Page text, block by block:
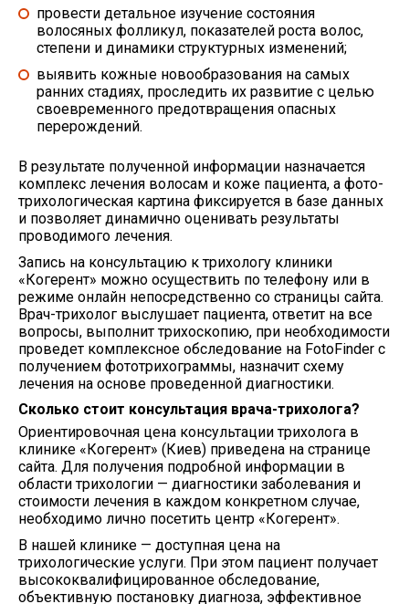
провести детальное изучение состояния
волосяных фолликул, показателей роста волос,
степени и динамики структурных изменений;
выявить кожные новообразования на самых
ранних стадиях, проследить их развитие с целью
своевременного предотвращения опасных
перерождений.
В результате полученной информации назначается
комплекс лечения волосам и коже пациента, а фото-
трихологическая картина фиксируется в базе данных
и позволяет динамично оценивать результаты
проводимого лечения.
Запись на консультацию к трихологу клиники
«Когерент» можно осуществить по телефону или в
режиме онлайн непосредственно со страницы сайта.
Врач-трихолог выслушает пациента, ответит на все
вопросы, выполнит трихоскопию, при необходимости
проведет комплексное обследование на FotoFinder с
получением фототрихограммы, назначит схему
лечения на основе проведенной диагностики.
Сколько стоит консультация врача-трихолога?
Ориентировочная цена консультации трихолога в
клинике «Когерент» (Киев) приведена на странице
сайта. Для получения подробной информации в
области трихологии — диагностики заболевания и
стоимости лечения в каждом конкретном случае,
необходимо лично посетить центр «Когерент».
В нашей клинике — доступная цена на
трихологические услуги. При этом пациент получает
высококвалифицированное обследование,
объективную постановку диагноза, эффективное